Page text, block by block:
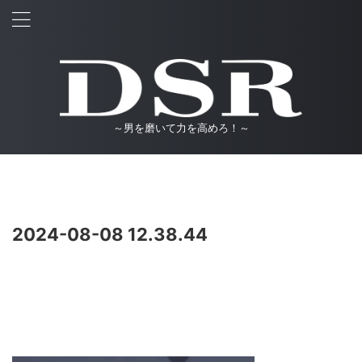
～男を磨いて力を高めろ！～
2024-08-08 12.38.44